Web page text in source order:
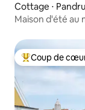
Cottage ⋅
Maison d'été au
Coups de cœur
Coup de